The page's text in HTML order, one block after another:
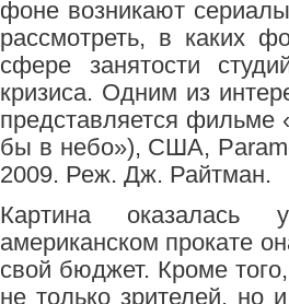
фоне возникают
рассмотреть, в каких
сфере занятости
кризиса. Одним из
представляется фильме
бы в небо»), США,
2009. Реж. Дж. Райтман.
Картина оказалась
американском прокате
свой бюджет. Кроме
не только зрителей, но